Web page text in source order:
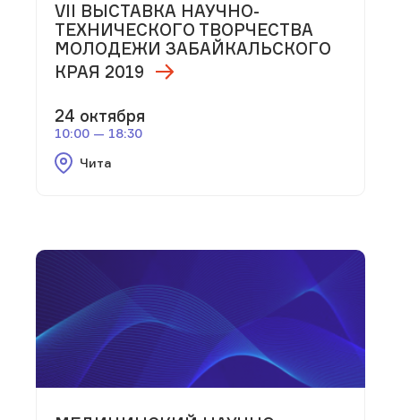
VII ВЫСТАВКА НАУЧНО-
ТЕХНИЧЕСКОГО ТВОРЧЕСТВА
МОЛОДЕЖИ ЗАБАЙКАЛЬСКОГО
КРАЯ 2019
24 октября
10:00 — 18:30
Чита